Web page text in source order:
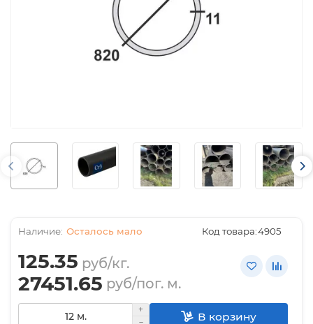
Осталось мало Код товара:4905
125.35 руб/кг.
27451.65 руб/пог. м.
В корзину